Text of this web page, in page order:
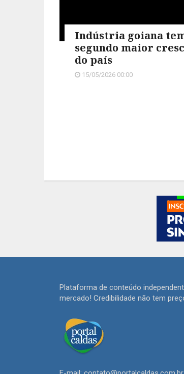
Indústria goiana
segundo maior
do país
15/05/2026 00:00
Plataforma de conteúdo
mercado! Credibilidade não tem